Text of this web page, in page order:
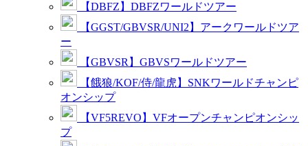
【DBFZ】DBFZワールドツアー
【GGST/GBVSR/UNI2】アークワールドツア
ー
【GBVSR】GBVSワールドツアー
【餓狼/KOF/侍/龍虎】SNKワールドチャンピ
オンシップ
【VF5REVO】VFオープンチャンピオンシッ
プ